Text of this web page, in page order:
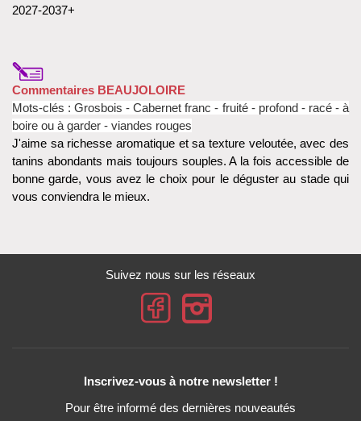
2027-2037+
Commentaires BEAUJOLOIRE
Mots-clés : Grosbois - Cabernet franc - fruité - profond - racé - à
boire ou à garder - viandes rouges
J'aime sa richesse aromatique et sa texture veloutée, avec des
tanins abondants mais toujours souples. A la fois accessible de
bonne garde, vous avez le choix pour le déguster au stade qui
vous conviendra le mieux.
Suivez nous sur les réseaux
Inscrivez-vous à notre newsletter !
Pour être informé des dernières nouveautés